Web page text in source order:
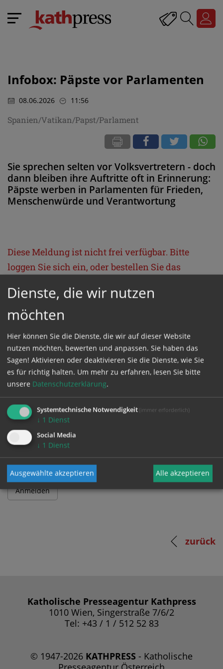
Infobox: Päpste vor Parlamenten
08.06.2026 11:56
Spanien/Vatikan/Papst/Parlament
Sie sprechen selten vor Volksvertretern - doch
dann bleiben ihre Auftritte oft in Erinnerung:
Päpste werben in Parlamenten für Frieden,
Menschenwürde und Verantwortung
Diese Meldung ist nicht frei verfügbar. Bitte
loggen Sie sich ein, oder bestellen Sie das
GESCHÜTZTER BEREICH
Bitte melden Sie sich mit Ihrem Benutzernamen
und Passwort an.
Passwort
zurück
Katholische Presseagentur Kathpress
1010 Wien, Singerstraße 7/6/2
Tel: +43 / 1 / 512 52 83
© 1947-2026 KATHPRESS - Katholische
Dienste, die wir nutzen
möchten
Hier können Sie die Dienste, die wir auf dieser Website
nutzen möchten, bewerten und anpassen. Sie haben das
Sagen! Aktivieren oder deaktivieren Sie die Dienste, wie Sie
es für richtig halten. Um mehr zu erfahren, lesen Sie bitte
unsere Datenschutzerklärung.
Systemtechnische Notwendigkeit (immer erforderlich)
↓ 1 Dienst
Social Media
↓ 1 Dienst
Ausgewählte akzeptieren Alle akzeptieren